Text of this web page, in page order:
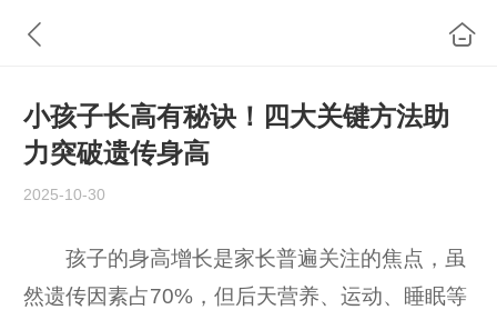
小孩子长高有秘诀！四大关键方法助
力突破遗传身高
2025-10-30
孩子的身高增长是家长普遍关注的焦点，虽
然遗传因素占70%，但后天营养、运动、睡眠等